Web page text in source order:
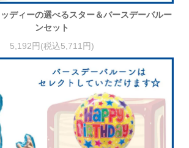
ディーの選べるスター＆バースデーバルー
ンセット
5,192円(税込5,711円)